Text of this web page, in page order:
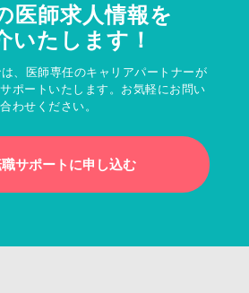
医師求人情報を
いたします！
、医師専任のキャリアパートナーが
ポートいたします。お気軽にお問い
合わせください。
サポートに申し込む